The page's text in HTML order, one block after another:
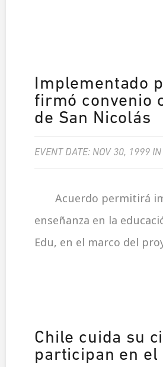
Implementado
firmó convenio
de San Nicolás
EVENT DATE: NOV 30, 1999 IN
Acuerdo permitirá
enseñanza en la
Edu, en el marco del
Chile cuida su
participan en el